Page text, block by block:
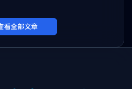
看全部文章